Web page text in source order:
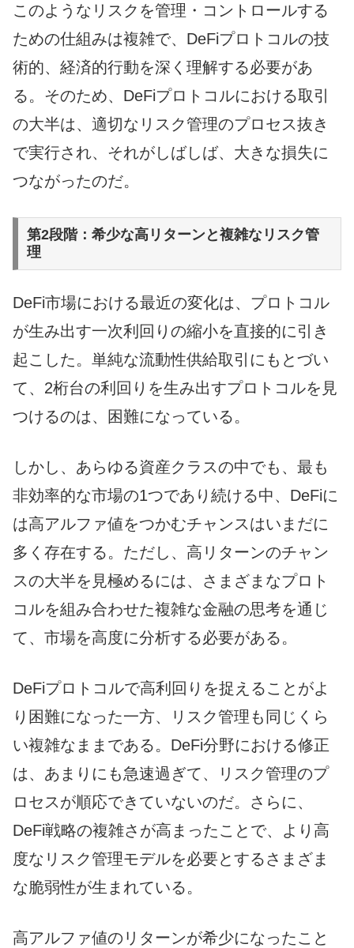
このようなリスクを管理・コントロールする
ための仕組みは複雑で、DeFiプロトコルの技
術的、経済的行動を深く理解する必要があ
る。そのため、DeFiプロトコルにおける取引
の大半は、適切なリスク管理のプロセス抜き
で実行され、それがしばしば、大きな損失に
つながったのだ。
第2段階：希少な高リターンと複雑なリスク管
理
DeFi市場における最近の変化は、プロトコル
が生み出す一次利回りの縮小を直接的に引き
起こした。単純な流動性供給取引にもとづい
て、2桁台の利回りを生み出すプロトコルを見
つけるのは、困難になっている。
しかし、あらゆる資産クラスの中でも、最も
非効率的な市場の1つであり続ける中、DeFiに
は高アルファ値をつかむチャンスはいまだに
多く存在する。ただし、高リターンのチャン
スの大半を見極めるには、さまざまなプロト
コルを組み合わせた複雑な金融の思考を通じ
て、市場を高度に分析する必要がある。
DeFiプロトコルで高利回りを捉えることがよ
り困難になった一方、リスク管理も同じくら
い複雑なままである。DeFi分野における修正
は、あまりにも急速過ぎて、リスク管理のプ
ロセスが順応できていないのだ。さらに、
DeFi戦略の複雑さが高まったことで、より高
度なリスク管理モデルを必要とするさまざま
な脆弱性が生まれている。
高アルファ値のリターンが希少になったこと